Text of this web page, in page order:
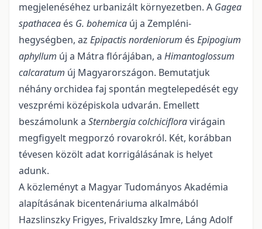
megjelenéséhez urbanizált környezetben. A Gagea
spathacea és G. bohemica új a Zempléni-
hegységben, az Epipactis nor­deniorum és Epipogium
aphyllum új a Mátra flórájában, a Himantoglossum
calcaratum új Magyarorszá­gon. Bemutatjuk
néhány orchidea faj spontán megtelepedését egy
veszprémi középiskola udvarán. Emel­lett
beszámolunk a Sternbergia colchicifloravirágain
megfigyelt megporzó rovarokról. Két, koráb­ban
té­vesen közölt adat korrigálásának is helyet
adunk.
A közleményt a Magyar Tudományos Akadémia
alapításának bicentenáriuma alkalmából
Hazslinszky Frigyes, Frivaldszky Imre, Láng Adolf